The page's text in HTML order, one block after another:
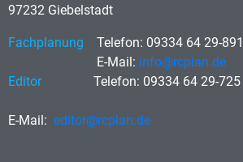
97232 Giebelstadt
Fachplanung
Telefon: 09334 64 29-891
E-Mail: info@rcplan.de
Editor Telefon:
E-Mail: editor@rcplan.de